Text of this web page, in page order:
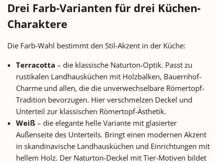
Putenbrust als alternatives
Festtags-Geflügel Schweinebraten
mit Schwarte bis 1,5 kg, 90-110
Minuten bei 180 °C Rinderbraten
oder Tafelspitz bis 1 kg, 2-3
Stunden bei 150 °C niedrige
Temperatur Gänsekeulen als
kompaktere Festtags-Alternative
zur ganzen Gans Schmorgerichte,
Gulasch und Rouladen – das
traditionelle Anwendungs-Gebiet
Aufläufe und Gratins in
Familiengröße, 45-60 Minuten Die
ovale Form ist besonders gut
geeignet für längere Bratenstücke
Putenbrust als
Minuten bei 180 °C
oder Tafelspitz bis 1 kg, 2-
Stunden bei 150 °C
Temperatur Gänsekeulen
kompaktere Festtags-
zur ganzen Gans
Gulasch und Rouladen –
traditionelle Anwendungs-
Aufläufe und Gratins in
Familiengröße, 45-60
ovale Form ist besonders
geeignet für längere
Drei Farb-Varianten für drei Küchen-
Charaktere
Die Farb-Wahl bestimmt den Stil-Akzent in der Küche:
Terracotta – die klassische Naturton-Optik. Passt zu
rustikalen Landhausküchen mit Holzbalken, Bauernhof-
Charme und allen, die die unverwechselbare Römertopf-
Tradition bevorzugen. Hier verschmelzen Deckel und
Unterteil zur klassischen Römertopf-Ästhetik.
Weiß – die elegante helle Variante mit glasierter
Außenseite des Unterteils. Bringt einen modernen Akzent
in skandinavische Landhausküchen und Einrichtungen mit
hellem Holz. Der Naturton-Deckel mit Tier-Motiven bildet